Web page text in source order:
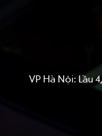
VP Hà Nội: Lầu